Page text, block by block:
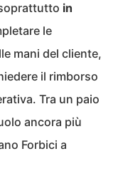
in
le
mani del cliente,
il rimborso
Tra un paio
ancora più
Forbici a